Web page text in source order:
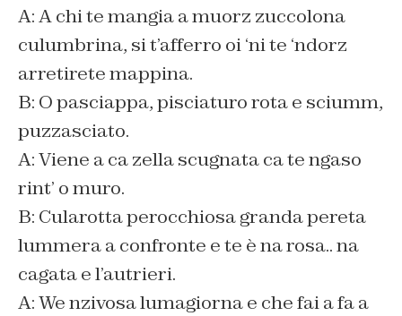
A: A chi te mangia a muorz zuccolona
culumbrina, si t’afferro oi ‘ni te ‘ndorz
arretirete mappina.
B: O pasciappa, pisciaturo rota e sciumm,
puzzasciato.
A: Viene a ca zella scugnata ca te ngaso
rint’ o muro.
B: Cularotta perocchiosa granda pereta
lummera a confronte e te è na rosa.. na
cagata e l’autrieri.
A: We nzivosa lumagiorna e che fai a fa a